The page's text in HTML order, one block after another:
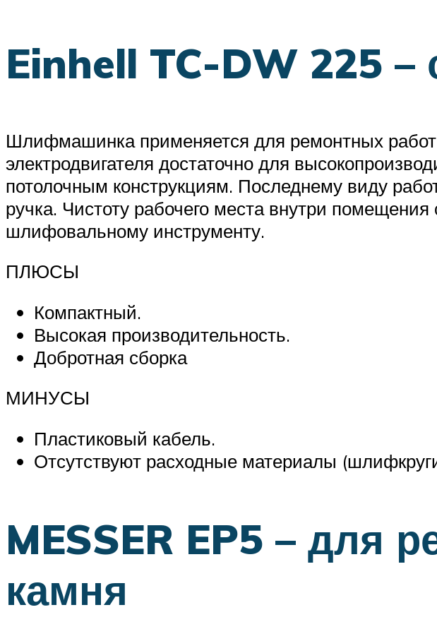
Einhell TC-DW 225
Шлифмашинка применяется для ремонтных
электродвигателя достаточно для
потолочным конструкциям. Последнему виду
ручка. Чистоту рабочего места внутри
шлифовальному инструменту.
ПЛЮСЫ
Компактный.
Высокая производительность.
Добротная сборка
МИНУСЫ
Пластиковый кабель.
Отсутствуют расходные материалы
MESSER EP5 – для
камня